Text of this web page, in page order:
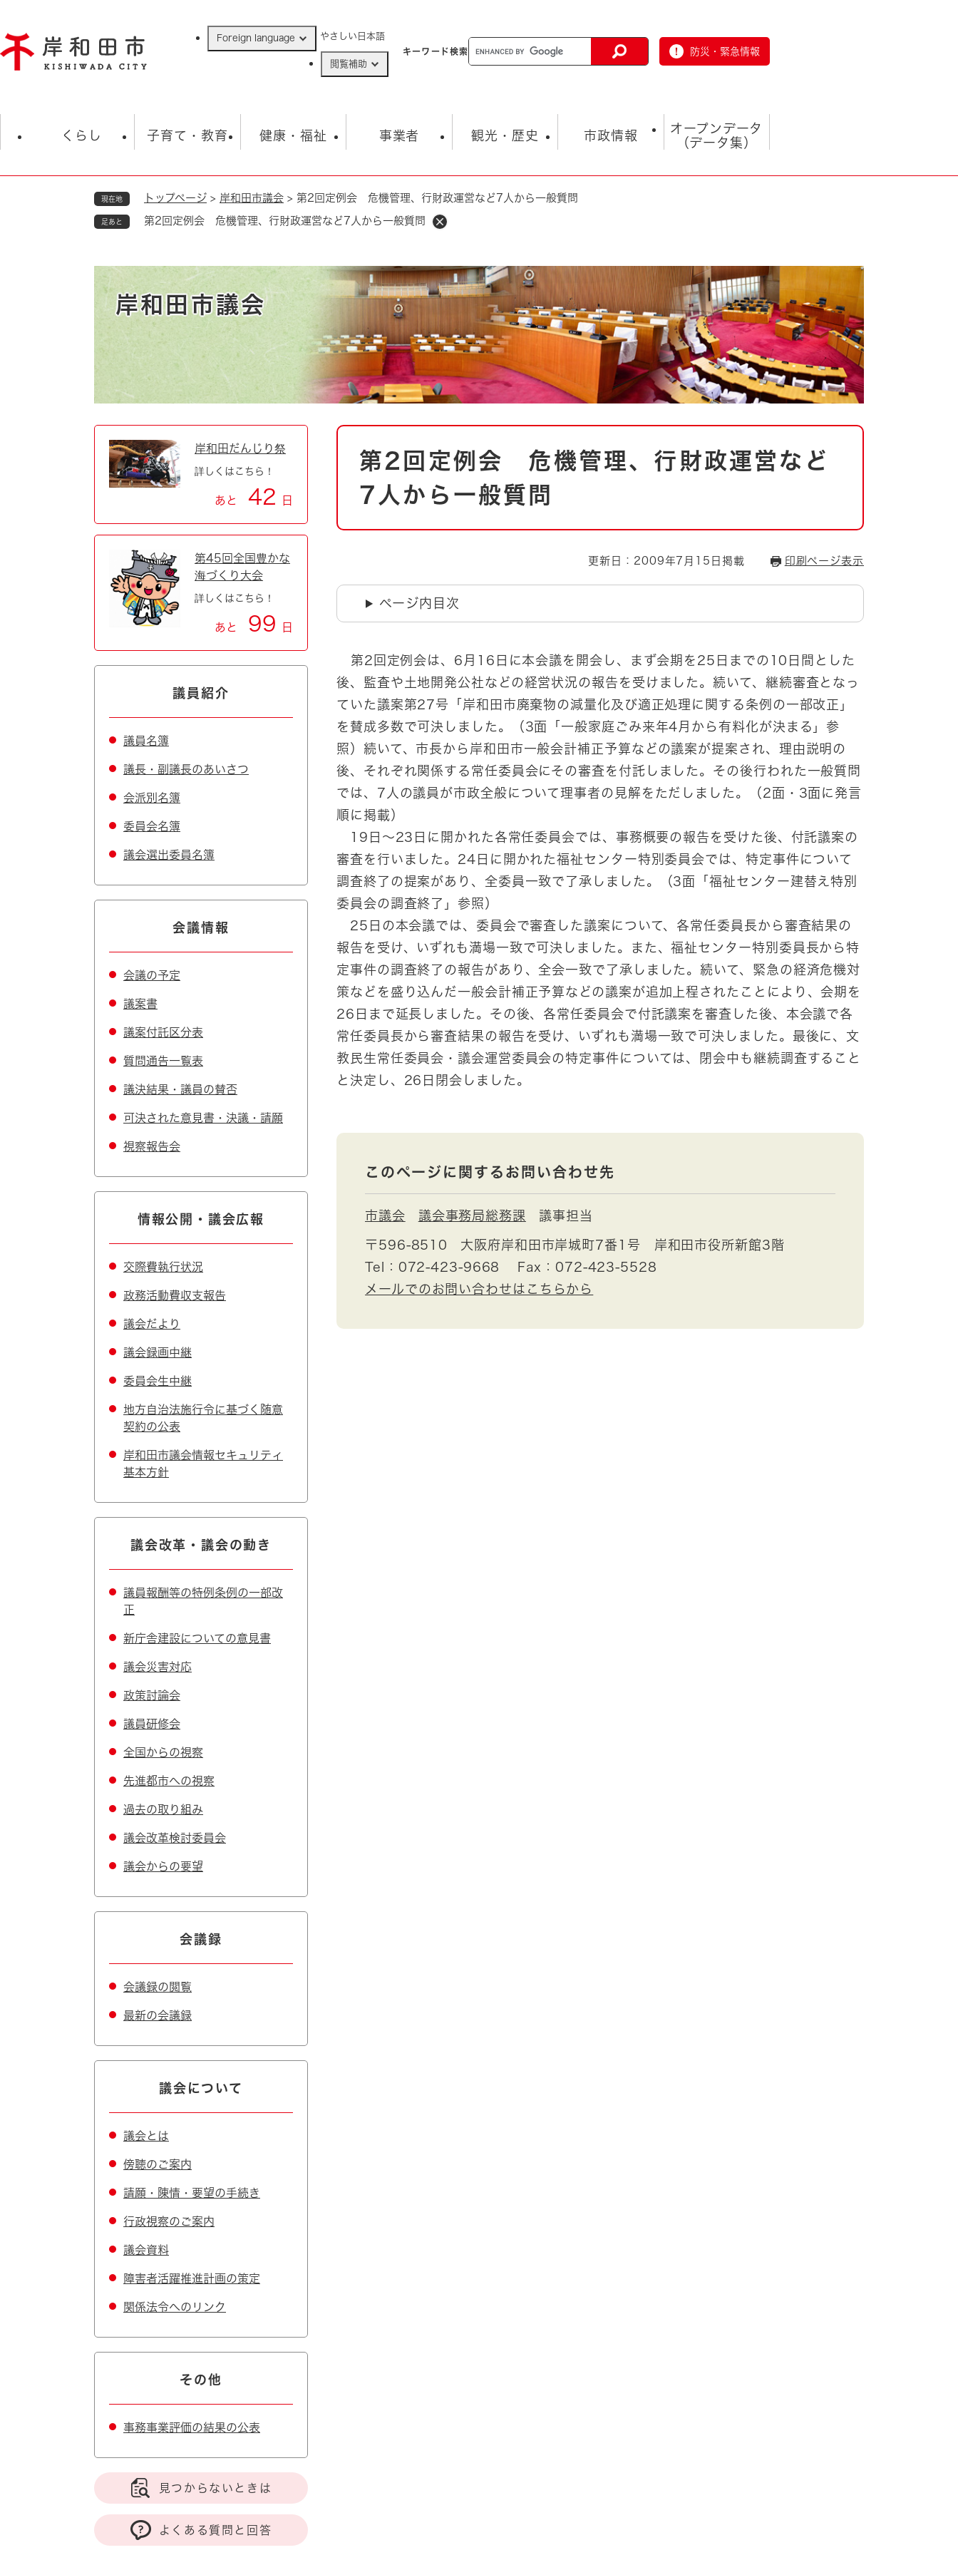
ジ
の
Foreign language やさしい日本語
閲覧補助
キーワード検索 防災・緊急情報
くらし
住民票・戸籍
ごみ・衛生・動物 救急・消防
防災・防犯 上水道・下水道
自然・環境・公園 住宅
引っ越し おくやみ
男女共同参画
地域コミュニティ・ボラン
道路・河川・交通 まちづくり
国際交流
子育て・教育
学校 子育て
健康・福祉
福祉・健康・生活 生涯学習・スポーツ
事業者
入札・契約情報 まちづくり・協働
環境 福祉・介護
とじる
観光・歴史
観光 観光スポット
とじる
市政情報
市の概要 総合計画
市政 職員採用情報
市役所・施設の案内
オープンデータ
（データ集）
オープンデータ
現在地 トップページ > 岸和田市議会 > 第2回定例会 危機管理、行財政運営など7人から一般質問
足あと 第2回定例会 危機管理、行財政運営など7人から一般質問
岸和田市議会
本
第2回定例会 危機管理、行財政運営など
7人から一般質問
更新日：2009年7月15日掲載 印刷ページ表示
ページ内目次
第2回定例会は、6月16日に本会議を開会し、まず会期を25日までの10日間とした
後、監査や土地開発公社などの経営状況の報告を受けました。続いて、継続審査となっ
ていた議案第27号「岸和田市廃棄物の減量化及び適正処理に関する条例の一部改正」
を賛成多数で可決しました。（3面「一般家庭ごみ来年4月から有料化が決まる」参
照）続いて、市長から岸和田市一般会計補正予算などの議案が提案され、理由説明の
後、それぞれ関係する常任委員会にその審査を付託しました。その後行われた一般質問
では、7人の議員が市政全般について理事者の見解をただしました。（2面・3面に発言
順に掲載）
19日～23日に開かれた各常任委員会では、事務概要の報告を受けた後、付託議案の
審査を行いました。24日に開かれた福祉センター特別委員会では、特定事件について
調査終了の提案があり、全委員一致で了承しました。（3面「福祉センター建替え特別
委員会の調査終了」参照）
25日の本会議では、委員会で審査した議案について、各常任委員長から審査結果の
報告を受け、いずれも満場一致で可決しました。また、福祉センター特別委員長から特
定事件の調査終了の報告があり、全会一致で了承しました。続いて、緊急の経済危機対
策などを盛り込んだ一般会計補正予算などの議案が追加上程されたことにより、会期を
26日まで延長しました。その後、各常任委員会で付託議案を審査した後、本会議で各
常任委員長から審査結果の報告を受け、いずれも満場一致で可決しました。最後に、文
教民生常任委員会・議会運営委員会の特定事件については、閉会中も継続調査すること
と決定し、26日閉会しました。
このページに関するお問い合わせ先
市議会 議会事務局総務課 議事担当
〒596-8510
大阪府岸和田市岸城町7番1号 岸和田市役所新館3階
Tel：072-423-9668
Fax：072-423-5528
メールでのお問い合わせはこちらから
岸和田だんじり祭
詳しくはこちら！
あと 42 日
第45回全国豊かな
海づくり大会
詳しくはこちら！
あと 99 日
議員紹介
議員名簿
議長・副議長のあいさつ
会派別名簿
委員会名簿
議会選出委員名簿
会議情報
会議の予定
議案書
議案付託区分表
質問通告一覧表
議決結果・議員の賛否
可決された意見書・決議・請願
視察報告会
情報公開・議会広報
交際費執行状況
政務活動費収支報告
議会だより
議会録画中継
委員会生中継
地方自治法施行令に基づく随意
契約の公表
岸和田市議会情報セキュリティ
基本方針
議会改革・議会の動き
議員報酬等の特例条例の一部改
正
新庁舎建設についての意見書
議会災害対応
政策討論会
議員研修会
全国からの視察
先進都市への視察
過去の取り組み
議会改革検討委員会
議会からの要望
会議録
会議録の閲覧
最新の会議録
議会について
議会とは
傍聴のご案内
請願・陳情・要望の手続き
行政視察のご案内
議会資料
障害者活躍推進計画の策定
関係法令へのリンク
その他
事務事業評価の結果の公表
見つからないときは
よくある質問と回答